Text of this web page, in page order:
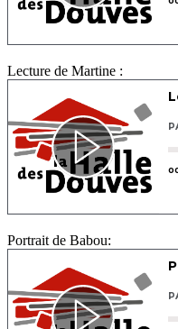
Lecture de Martine :
Portrait de Babou: